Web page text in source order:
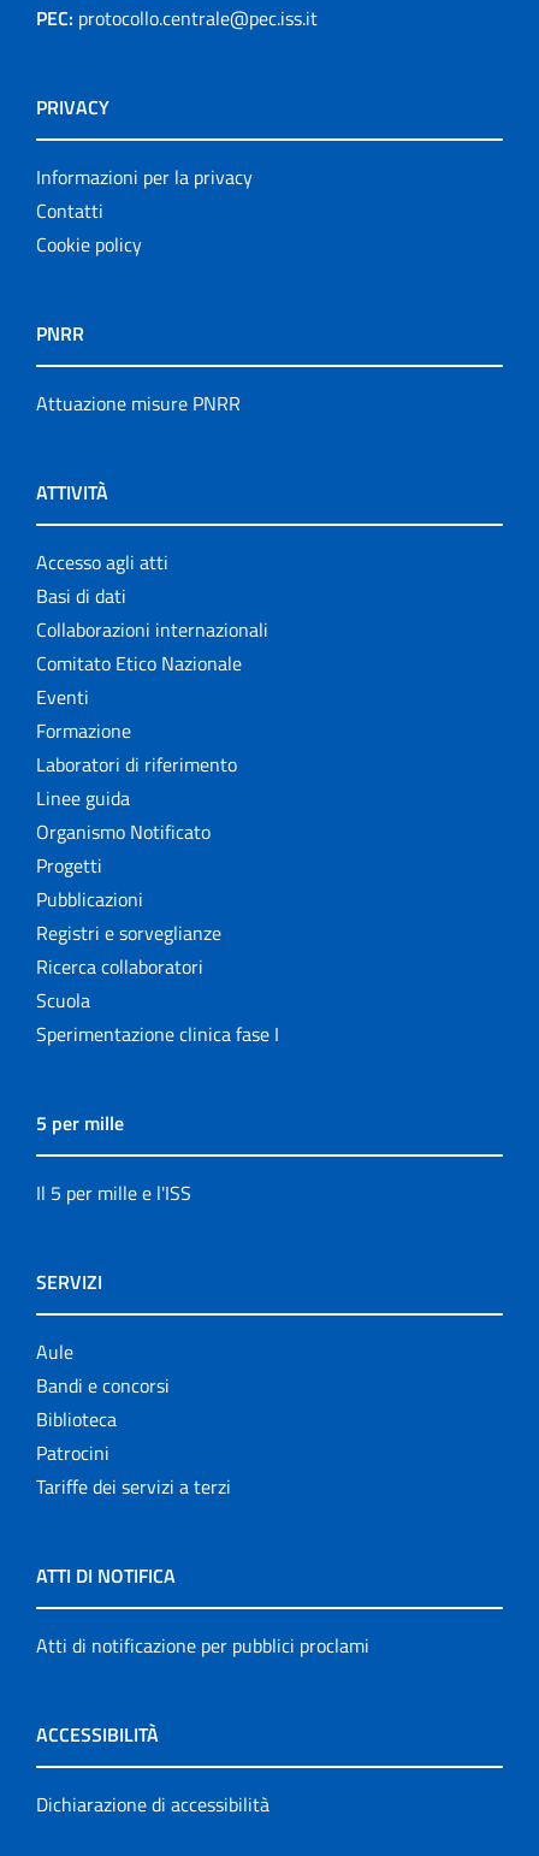
PEC: protocollo.centrale@pec.iss.it
PRIVACY
Informazioni per la privacy
Contatti
Cookie policy
PNRR
Attuazione misure PNRR
ATTIVITÀ
Accesso agli atti
Basi di dati
Collaborazioni internazionali
Comitato Etico Nazionale
Eventi
Formazione
Laboratori di riferimento
Linee guida
Organismo Notificato
Progetti
Pubblicazioni
Registri e sorveglianze
Ricerca collaboratori
Scuola
Sperimentazione clinica fase I
5 per mille
Il 5 per mille e l'ISS
SERVIZI
Aule
Bandi e concorsi
Biblioteca
Patrocini
Tariffe dei servizi a terzi
ATTI DI NOTIFICA
Atti di notificazione per pubblici proclami
ACCESSIBILITÀ
Dichiarazione di accessibilità